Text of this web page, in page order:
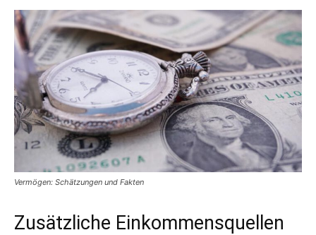
Vermögen: Schätzungen und Fakten
Zusätzliche Einkommensquellen